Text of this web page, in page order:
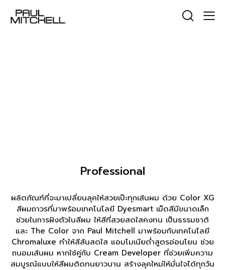
Professional
ผลิตภัณฑ์ที่จะมาเปลี่ยนลุคให้สวยเป๊ะทุกเส้นผม ด้วย Color XG
สีผมถาวรที่มาพร้อมเทคโนโลยี Dyesmart เม็ดสีมีขนาดเล็ก
ช่วยในการฝังตัวในสีผม ให้สีที่สวยสดใสคงทน เป็นธรรมชาติ
และ The Color จาก Paul Mitchell มาพร้อมกับเทคโนโลยี
Chromaluxe ทำให้สีสันสดใส แอมโมเนียตํ่าสูตรอ่อนโยน ช่วย
ถนอมเส้นผม หากใช้คู่กับ Cream Developer ที่ช่วยเพิ่มความ
สมบูรณ์แบบให้สีผมติดทนยาวนาน สร้างลุคใหม่ให้มั่นใจได้ทุกวัน